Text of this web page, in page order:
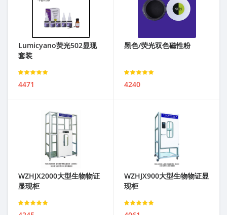
Lumicyano荧光502显现
套装
Rated
3.00 out of 5
4471
WZHJX2000大型生物物证
显现柜
Rated
黑色/荧光双色磁性粉
Rated
3.00out of 5
4240
WZHJX900大型生物物证显
现柜
Rated